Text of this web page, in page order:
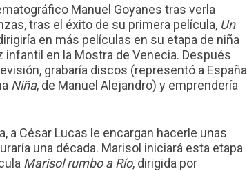
Manuel Goyanes tras verla
tras el éxito de su primera película, Un
en más películas en su etapa de niña
en la Mostra de Venecia. Después
grabaría discos (representó a España
Niña, de Manuel Alejandro) y emprendería
a César Lucas le encargan hacerle unas
una década. Marisol iniciará esta etapa
Marisol rumbo a Río, dirigida por